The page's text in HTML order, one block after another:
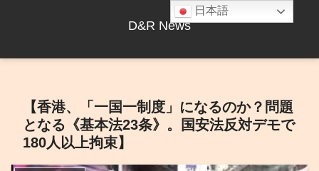
D&R News
【香港、「一国一制度」になるのか？問題
となる《基本法23条》。国安法反対デモで
180人以上拘束】
日本語